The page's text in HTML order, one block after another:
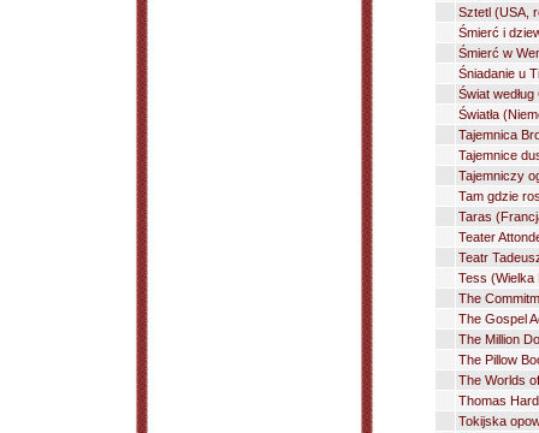
Sztetl (USA,
Śmierć i
Śmierć w
Śniadanie u
Świat
Światła
Tajemnica
Tajemnice
Tajemniczy
Tam gdzie
Taras
Teater
Teatr
Tess (Wielka
The
The Gospel
The Million
The Pillow
The Worlds
Thomas
Tokijska